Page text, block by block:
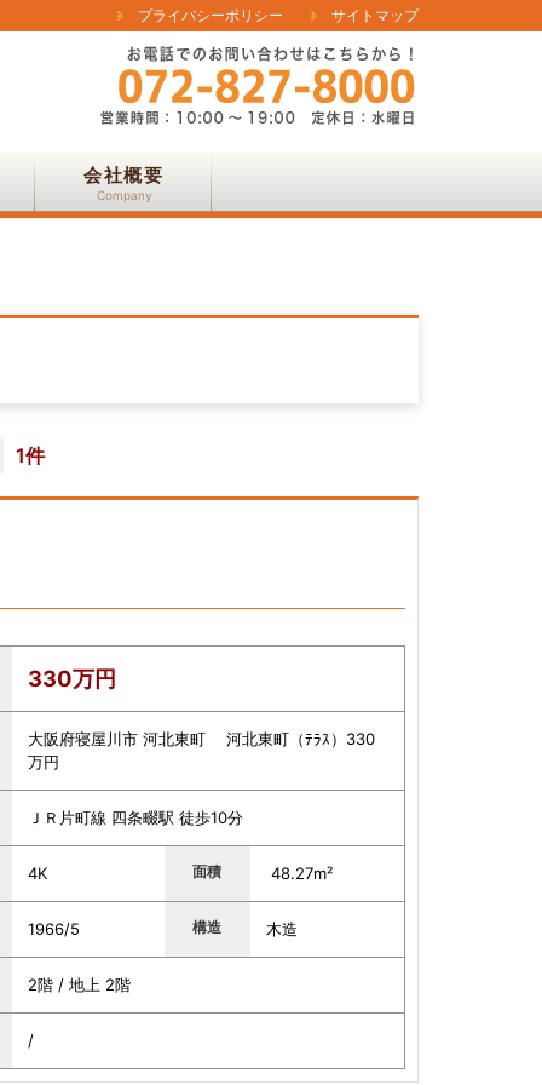
プライバシーポリシー サイトマップ
会社概要
Company
1件
330万円
大阪府寝屋川市 河北東町 河北東町（ﾃﾗｽ）330
万円
ＪＲ片町線 四条畷駅 徒歩10分
4K 面積 48.27m²
1966/5 構造 木造
2階 / 地上 2階
/